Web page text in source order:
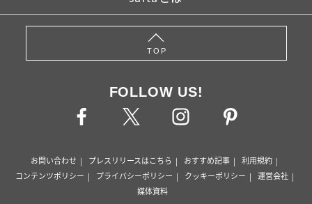
TOP
FOLLOW US!
お問い合わせ プレスリリースはこちら おすすめ記事
利用規約
コンテンツポリシー
プライバシーポリシー クッキーポリシー
運営会社
媒体資料